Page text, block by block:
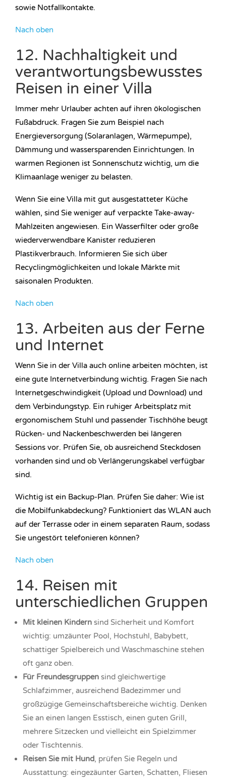
sowie Notfallkontakte.
Nach oben
12. Nachhaltigkeit und
verantwortungsbewusstes
Reisen in einer Villa
Immer mehr Urlauber achten auf ihren ökologischen
Fußabdruck. Fragen Sie zum Beispiel nach
Energieversorgung (Solaranlagen, Wärmepumpe),
Dämmung und wassersparenden Einrichtungen. In
warmen Regionen ist Sonnenschutz wichtig, um die
Klimaanlage weniger zu belasten.
Wenn Sie eine Villa mit gut ausgestatteter Küche
wählen, sind Sie weniger auf verpackte Take-away-
Mahlzeiten angewiesen. Ein Wasserfilter oder große
wiederverwendbare Kanister reduzieren
Plastikverbrauch. Informieren Sie sich über
Recyclingmöglichkeiten und lokale Märkte mit
saisonalen Produkten.
Nach oben
13. Arbeiten aus der Ferne
und Internet
Wenn Sie in der Villa auch online arbeiten möchten, ist
eine gute Internetverbindung wichtig. Fragen Sie nach
Internetgeschwindigkeit (Upload und Download) und
dem Verbindungstyp. Ein ruhiger Arbeitsplatz mit
ergonomischem Stuhl und passender Tischhöhe beugt
Rücken- und Nackenbeschwerden bei längeren
Sessions vor. Prüfen Sie, ob ausreichend Steckdosen
vorhanden sind und ob Verlängerungskabel verfügbar
sind.
Wichtig ist ein Backup-Plan. Prüfen Sie daher: Wie ist
die Mobilfunkabdeckung? Funktioniert das WLAN auch
auf der Terrasse oder in einem separaten Raum, sodass
Sie ungestört telefonieren können?
Nach oben
14. Reisen mit
unterschiedlichen Gruppen
Mit kleinen Kindern sind Sicherheit und Komfort
wichtig: umzäunter Pool, Hochstuhl, Babybett,
schattiger Spielbereich und Waschmaschine stehen
oft ganz oben.
Für Freundesgruppen sind gleichwertige
Schlafzimmer, ausreichend Badezimmer und
großzügige Gemeinschaftsbereiche wichtig. Denken
Sie an einen langen Esstisch, einen guten Grill,
mehrere Sitzecken und vielleicht ein Spielzimmer
oder Tischtennis.
Reisen Sie mit Hund, prüfen Sie Regeln und
Ausstattung: eingezäunter Garten, Schatten, Fliesen